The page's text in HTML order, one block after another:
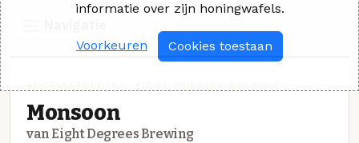
Monsoon
van Eight Degrees Brewing
informatie over zijn honingwafels.
Voorkeuren Cookies toestaan